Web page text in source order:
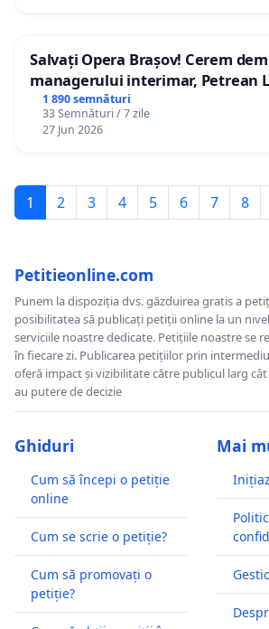
Salvați Opera Brașov! Cerem
managerului interimar, Petrean
1 890 semnături
33 Semnături / 7 zile
27 Jun 2026
1 2 3 4 5 6 7 8
Petitieonline.com
Punem la dispoziția dvs. găzduirea gratis a
posibilitatea să publicați petiții online la un
serviciile noastre dedicate. Petițiile noastre se
în fiecare zi. Publicarea petițiilor prin
oferă impact și vizibilitate către publicul larg
au putere de decizie
Ghiduri
Cum să începi o petiție
online
Cum se scrie o petiție?
Cum să promovați o
petiție?
Mai